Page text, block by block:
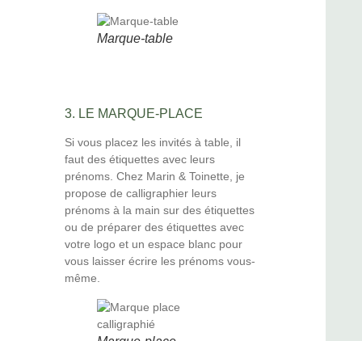
Marque-table
3. LE MARQUE-PLACE
Si vous placez les invités à table, il
faut des étiquettes avec leurs
prénoms. Chez Marin & Toinette, je
propose de calligraphier leurs
prénoms à la main sur des étiquettes
ou de préparer des étiquettes avec
votre logo et un espace blanc pour
vous laisser écrire les prénoms vous-
même.